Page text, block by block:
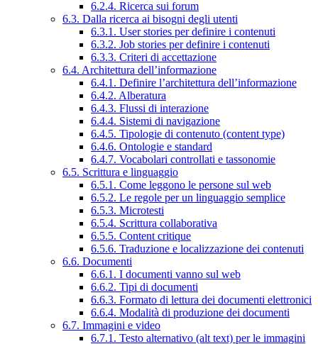
6.2.4. Ricerca sui forum
6.3. Dalla ricerca ai bisogni degli utenti
6.3.1. User stories per definire i contenuti
6.3.2. Job stories per definire i contenuti
6.3.3. Criteri di accettazione
6.4. Architettura dell’informazione
6.4.1. Definire l’architettura dell’informazione
6.4.2. Alberatura
6.4.3. Flussi di interazione
6.4.4. Sistemi di navigazione
6.4.5. Tipologie di contenuto (content type)
6.4.6. Ontologie e standard
6.4.7. Vocabolari controllati e tassonomie
6.5. Scrittura e linguaggio
6.5.1. Come leggono le persone sul web
6.5.2. Le regole per un linguaggio semplice
6.5.3. Microtesti
6.5.4. Scrittura collaborativa
6.5.5. Content critique
6.5.6. Traduzione e localizzazione dei contenuti
6.6. Documenti
6.6.1. I documenti vanno sul web
6.6.2. Tipi di documenti
6.6.3. Formato di lettura dei documenti elettronici
6.6.4. Modalità di produzione dei documenti
6.7. Immagini e video
6.7.1. Testo alternativo (alt text) per le immagini